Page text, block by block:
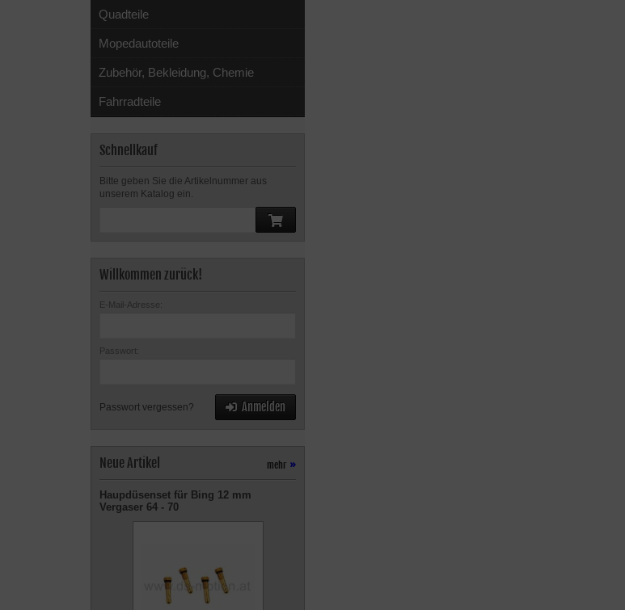
Quadteile
Mopedautoteile
Zubehör, Bekleidung, Chemie
Fahrradteile
Schnellkauf
Bitte geben Sie die Artikelnummer aus
unserem Katalog ein.
Willkommen zurück!
E-Mail-Adresse:
Passwort:
Passwort vergessen? Anmelden
Neue Artikel mehr »
Haupdüsenset für Bing 12 mm
Vergaser 64 - 70